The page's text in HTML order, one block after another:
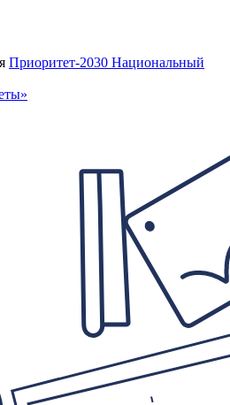
Приоритет-2030 Национальный